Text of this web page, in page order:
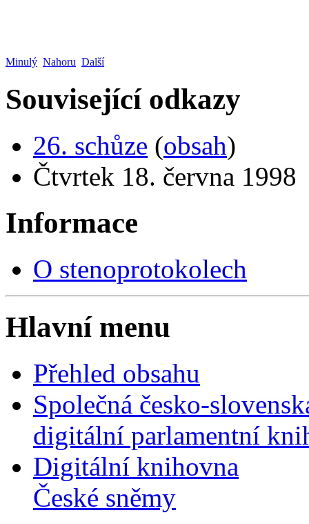
Minulý Nahoru Další
Související odkazy
26. schůze (obsah)
Čtvrtek 18. června 1998
Informace
O stenoprotokolech
Hlavní menu
Přehled obsahu
Společná česko-
digitální parlamentní
Digitální knihovna
České sněmy